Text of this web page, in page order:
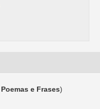
Poemas e Frases)